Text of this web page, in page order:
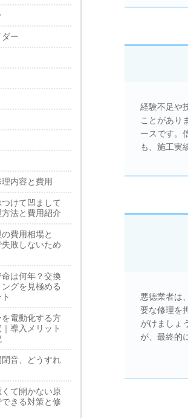
経験不足や
ことがあり
ースです。
も、施工実
悪徳業者は
要な修理を
がけましょ
が、最終的
ー
内容と費用
けて凹まして
法と費用紹介
費用相場と
敗しないため
は何年？交換
グを見極める
電動化する方
導入メリット
音、どうすれ
て開かない原
きる対策と修